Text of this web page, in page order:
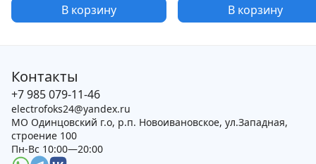
В корзину В корзину
Контакты
+7 985 079-11-46
electrofoks24@yandex.ru
МО Одинцовский г.о, р.п. Новоивановское, ул.Западная,
строение 100
Пн-Вс 10:00—20:00